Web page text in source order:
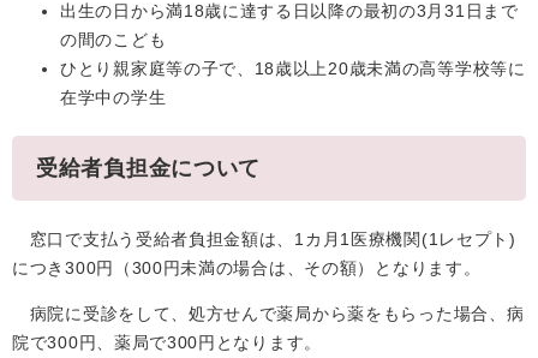
出生の日から満18歳に達する日以降の最初の3月31日まで
の間のこども
ひとり親家庭等の子で、18歳以上20歳未満の高等学校等に
在学中の学生
受給者負担金について
窓口で支払う受給者負担金額は、1カ月1医療機関(1レセプト)
につき300円（300円未満の場合は、その額）となります。
病院に受診をして、処方せんで薬局から薬をもらった場合、病
院で300円、薬局で300円となります。